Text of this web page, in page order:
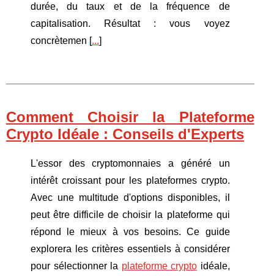
durée, du taux et de la fréquence de
capitalisation. Résultat : vous voyez
concrètemen [...]
Comment Choisir la Plateforme
Crypto Idéale : Conseils d'Experts
L'essor des cryptomonnaies a généré un
intérêt croissant pour les plateformes crypto.
Avec une multitude d'options disponibles, il
peut être difficile de choisir la plateforme qui
répond le mieux à vos besoins. Ce guide
explorera les critères essentiels à considérer
pour sélectionner la plateforme crypto idéale,